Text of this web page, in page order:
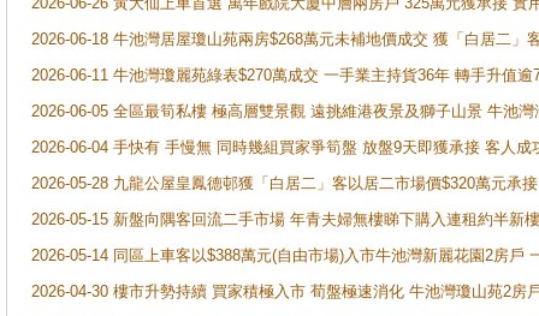
2026-06-18 牛池灣居屋瓊山苑兩房$268萬元未補地價成交 獲「白居二」
2026-06-11 牛池灣瓊麗苑綠表$270萬成交 一手業主持貨36年 轉手升值逾
2026-06-05 全區最筍私樓 極高層雙景觀 遠挑維港夜景及獅子山景 牛池
2026-06-04 手快有 手慢無 同時幾組買家爭筍盤 放盤9天即獲承接 客人
2026-05-28 九龍公屋皇鳳德邨獲「白居二」客以居二市場價$320萬元承接
2026-05-15 新盤向隅客回流二手市場 年青夫婦無樓睇下購入連租約半新
2026-05-14 同區上車客以$388萬元(自由市場)入市牛池灣新麗花園2房戶
2026-04-30 樓市升勢持續 買家積極入市 荀盤極速消化 牛池灣瓊山苑2房